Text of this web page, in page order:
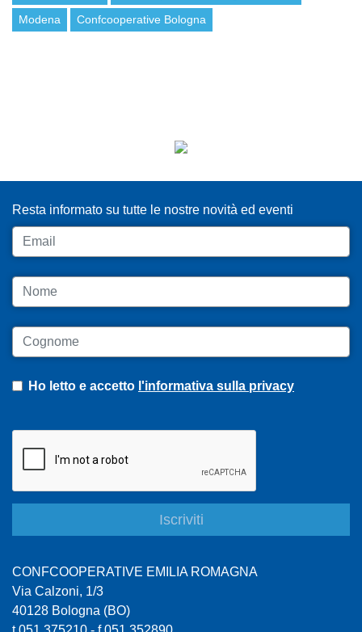
Modena Confcooperative Bologna
Resta informato su tutte le nostre novità ed eventi
Email
Nome
Cognome
Ho letto e accetto l'informativa sulla privacy
CONFCOOPERATIVE EMILIA ROMAGNA
Via Calzoni, 1/3
40128 Bologna (BO)